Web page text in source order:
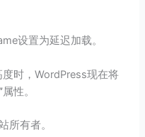
设置为延迟加载。
时，WordPress现在将
属性。
所有者。